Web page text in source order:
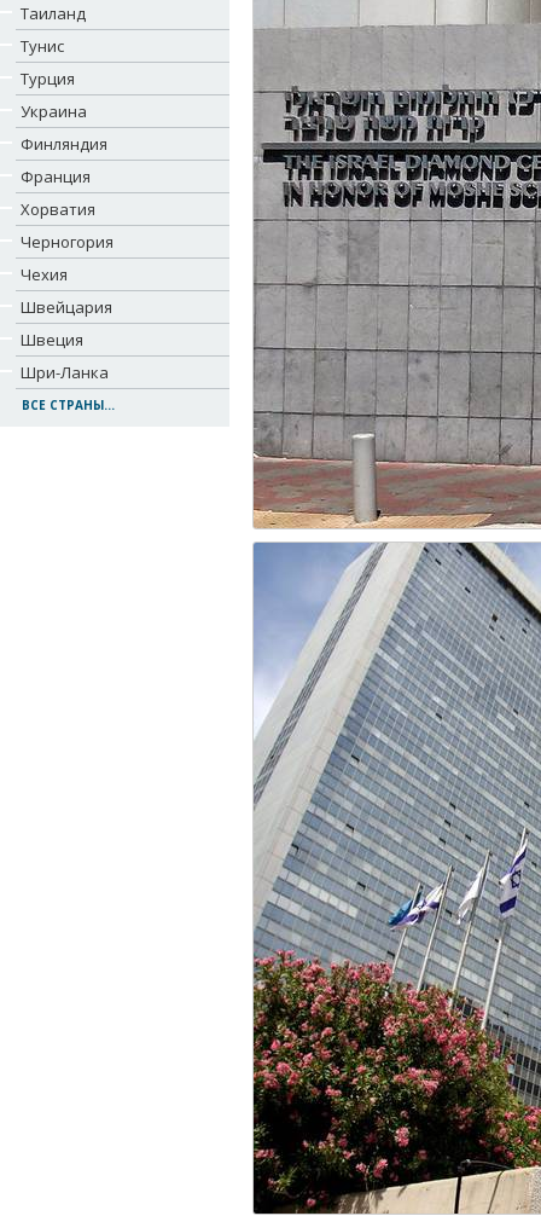
Таиланд
Тунис
Турция
Украина
Финляндия
Франция
Хорватия
Черногория
Чехия
Швейцария
Швеция
Шри-Ланка
ВСЕ СТРАНЫ...